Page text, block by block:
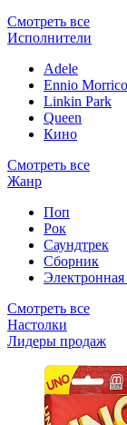
Смотреть все
Исполнители
Adele
Ennio
Linkin Park
Queen
Кино
Смотреть все
Жанр
Поп
Рок
Саундтрек
Сборник
Смотреть все
Настолки
Лидеры продаж